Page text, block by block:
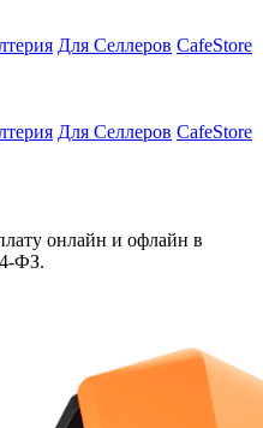
Для Селлеров CafeStore
Для Селлеров CafeStore
онлайн и офлайн в